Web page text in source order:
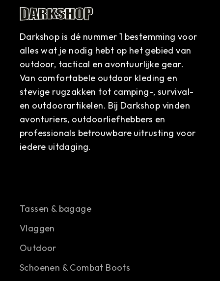
Darkshop is dé nummer 1 bestemming voor
alles wat je nodig hebt op het gebied van
outdoor, tactical en avontuurlijke gear.
Van comfortabele outdoor kleding en
stevige rugzakken tot camping-, survival-
en outdoorartikelen. Bij Darkshop vinden
avonturiers, outdoorliefhebbers en
professionals betrouwbare uitrusting voor
iedere uitdaging.
Tassen & bagage
Vlaggen
Outdoor
Schoenen & Combat Boots